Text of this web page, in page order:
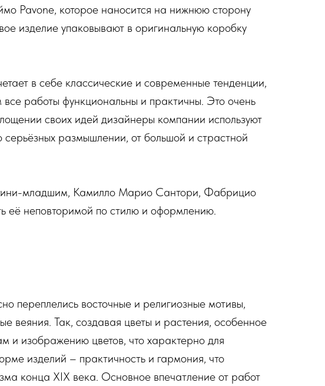
Pavone, которое наносится на нижнюю сторону
изделие упаковывают в оригинальную коробку
в себе классические и современные тенденции,
все работы функциональны и практичны. Это очень
своих идей дизайнеры компании используют
размышлении, от большой и страстной
младшим, Камилло Марио Сантори, Фабрицио
её неповторимой по стилю и оформлению.
переплелись восточные и религиозные мотивы,
веяния. Так, создавая цветы и растения, особенное
и изображению цветов, что характерно для
изделий – практичность и гармония, что
конца XIX века. Основное впечатление от работ